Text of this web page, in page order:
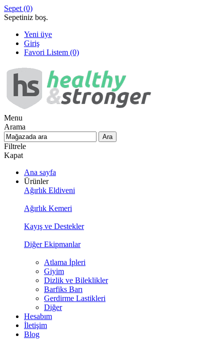
Sepet (0)
Sepetiniz boş.
Yeni üye
Giriş
Favori Listem (0)
Menu
Arama
Filtrele
Kapat
Ana sayfa
Ürünler
Ağırlık Eldiveni
Ağırlık Kemeri
Kayış ve Destekler
Diğer Ekipmanlar
Atlama İpleri
Giyim
Dizlik ve Bileklikler
Barfiks Barı
Gerdirme Lastikleri
Diğer
Hesabım
İletişim
Blog